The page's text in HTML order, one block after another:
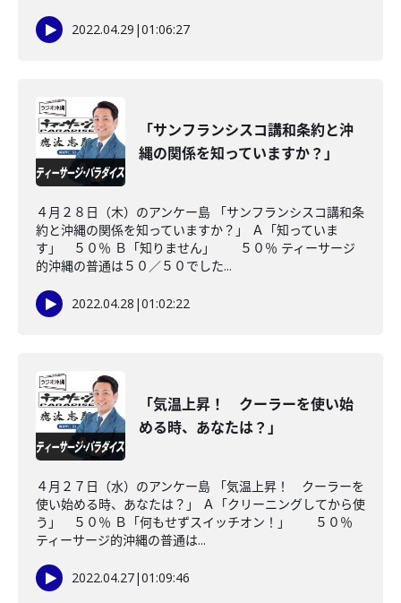
2022.04.29 |01:06:27
「サンフランシスコ講和条約と沖
縄の関係を知っていますか？」
４月２８日（木）のアンケー島 「サンフランシスコ講和条
約と沖縄の関係を知っていますか？」 Ａ「知っていま
す」 ５０％ Ｂ「知りません」 ５０％ ティーサージ
的沖縄の普通は５０／５０でした...
2022.04.28 |01:02:22
「気温上昇！ クーラーを使い始
める時、あなたは？」
４月２７日（水）のアンケー島 「気温上昇！ クーラーを
使い始める時、あなたは？」 Ａ「クリーニングしてから使
う」 ５０％ Ｂ「何もせずスイッチオン！」 ５０％
ティーサージ的沖縄の普通は...
2022.04.27|01:09:46